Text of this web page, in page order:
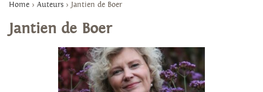
Home > Auteurs > Jantien de Boer
Jantien de Boer